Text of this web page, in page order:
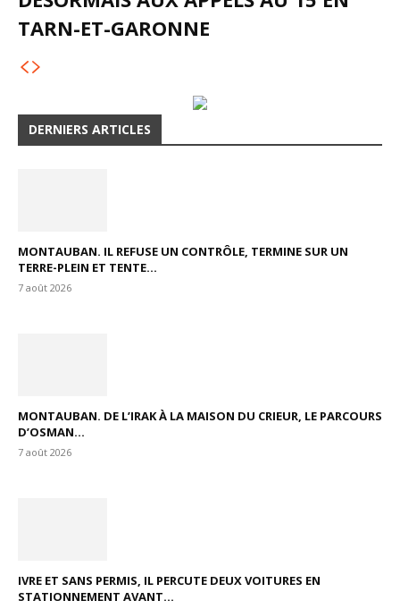
TARN-ET-GARONNE
DERNIERS ARTICLES
MONTAUBAN. IL REFUSE UN CONTRÔLE, TERMINE SUR UN
TERRE-PLEIN ET TENTE...
7 août 2026
MONTAUBAN. DE L’IRAK À LA MAISON DU CRIEUR, LE PARCOURS
D’OSMAN...
7 août 2026
IVRE ET SANS PERMIS, IL PERCUTE DEUX VOITURES EN
STATIONNEMENT AVANT...